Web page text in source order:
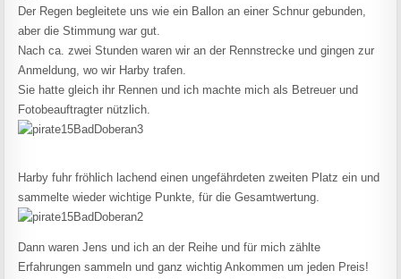
Der Regen begleitete uns wie ein Ballon an einer Schnur gebunden,
aber die Stimmung war gut.
Nach ca. zwei Stunden waren wir an der Rennstrecke und gingen zur
Anmeldung, wo wir Harby trafen.
Sie hatte gleich ihr Rennen und ich machte mich als Betreuer und
Fotobeauftragter nützlich.
Harby fuhr fröhlich lachend einen ungefährdeten zweiten Platz ein und
sammelte wieder wichtige Punkte, für die Gesamtwertung.
Dann waren Jens und ich an der Reihe und für mich zählte
Erfahrungen sammeln und ganz wichtig Ankommen um jeden Preis!